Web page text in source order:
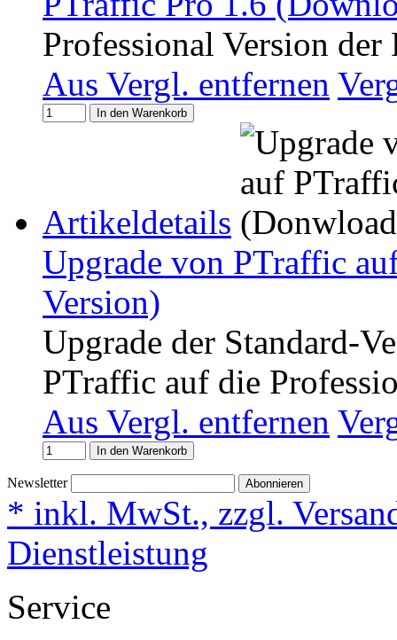
Professional Version
Aus Vergl. entfernen
In den Warenkorb
Artikeldetails
Upgrade von PTraffic
Version)
Upgrade der Standard-
PTraffic auf die
Aus Vergl. entfernen
In den Warenkorb
Newsletter Abonnieren
* inkl. MwSt., zzgl.
Dienstleistung
Service